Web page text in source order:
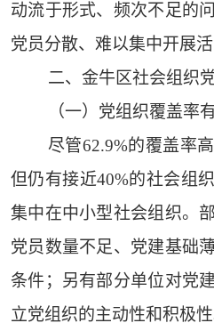
动流于形式、频次不足的
党员分散、难以集中开展活
二、金牛区社会组织
（一）党组织覆盖率
尽管62.9%的覆盖率
但仍有接近40%的社会组
集中在中小型社会组织。
党员数量不足、党建基础
条件；另有部分单位对党
立党组织的主动性和积极性